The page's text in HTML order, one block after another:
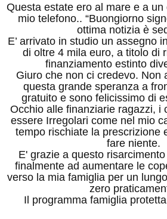
Questa estate ero al mare e a
mio telefono.. “Buongiorno
ottima notizia è
E’ arrivato in studio un assegno
di oltre 4 mila euro, a titolo di
finanziamento estinto
Giuro che non ci credevo. Non
questa grande speranza a
gratuito e sono felicissimo di
Occhio alle finanziarie ragazzi, i
essere Irregolari come nel mio
tempo rischiate la prescrizione
fare niente.
E' grazie a questo
finalmente ad aumentare le
verso la mia famiglia per un
zero
Il programma famiglia